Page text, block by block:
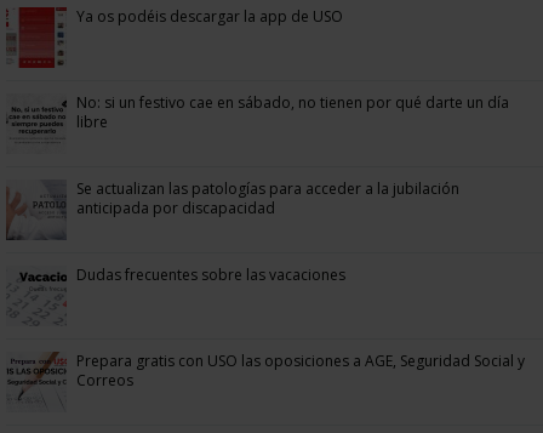
Ya os podéis descargar la app de USO
No: si un festivo cae en sábado, no tienen por qué darte un día
libre
Se actualizan las patologías para acceder a la jubilación
anticipada por discapacidad
Dudas frecuentes sobre las vacaciones
Prepara gratis con USO las oposiciones a AGE, Seguridad Social y
Correos